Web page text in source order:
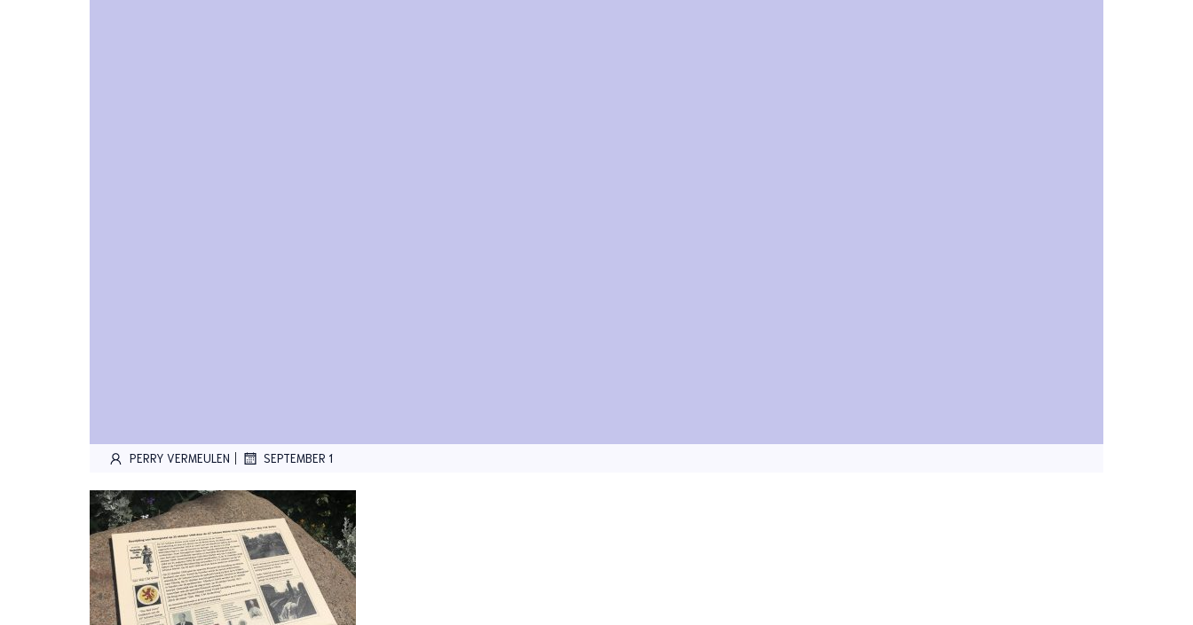
PERRY VERMEULEN | SEPTEMBER 1